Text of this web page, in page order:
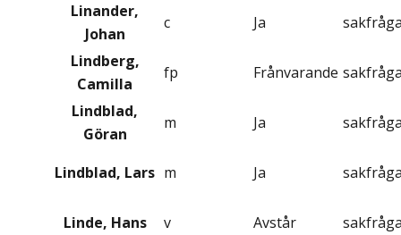
Linander,
Johan
c Ja
Lindberg,
Camilla
fp Frånvarande
Lindblad,
Göran
m Ja
Lindblad, Lars m Ja
Linde, Hans v Avstår